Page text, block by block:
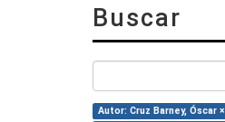
Buscar
Autor: Cruz Barney, Óscar ×